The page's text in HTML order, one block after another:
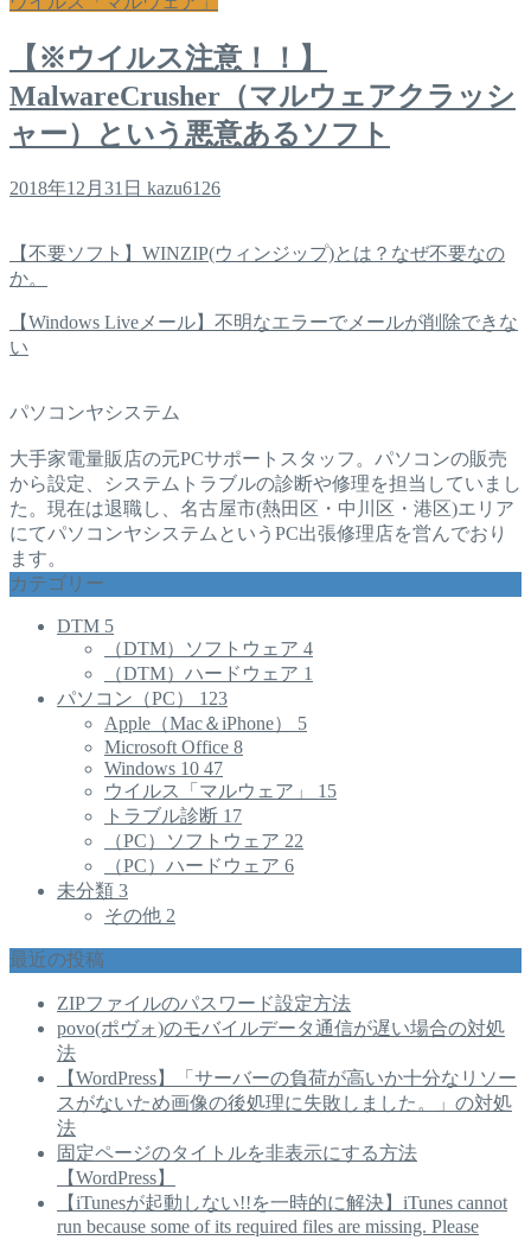
【※ウイルス注意！！】
MalwareCrusher（マルウェアクラッシ
ャー）という悪意あるソフト
2018年12月31日 kazu6126
【不要ソフト】WINZIP(ウィンジップ)とは？なぜ不要なの
か。
【Windows Liveメール】不明なエラーでメールが削除できな
い
パソコンヤシステム
大手家電量販店の元PCサポートスタッフ。パソコンの販売
から設定、システムトラブルの診断や修理を担当していまし
た。現在は退職し、名古屋市(熱田区・中川区・港区)エリア
にてパソコンヤシステムというPC出張修理店を営んでおり
ます。
カテゴリー
DTM 5
（DTM）ソフトウェア 4
（DTM）ハードウェア 1
パソコン（PC） 123
Apple（Mac＆iPhone） 5
Microsoft Office 8
Windows 10 47
ウイルス「マルウェア」 15
トラブル診断 17
（PC）ソフトウェア 22
（PC）ハードウェア 6
未分類 3
その他 2
最近の投稿
ZIPファイルのパスワード設定方法
povo(ポヴォ)のモバイルデータ通信が遅い場合の対処
法
【WordPress】「サーバーの負荷が高いか十分なリソー
スがないため画像の後処理に失敗しました。」の対処
法
固定ページのタイトルを非表示にする方法
【WordPress】
【iTunesが起動しない!!を一時的に解決】iTunes cannot
run because some of its required files are missing. Please